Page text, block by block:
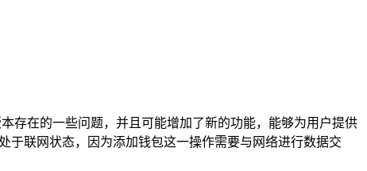
存在的一些问题，并且可能增加了新的功能，能够为用户提供
于联网状态，因为添加钱包这一操作需要与网络进行数据交